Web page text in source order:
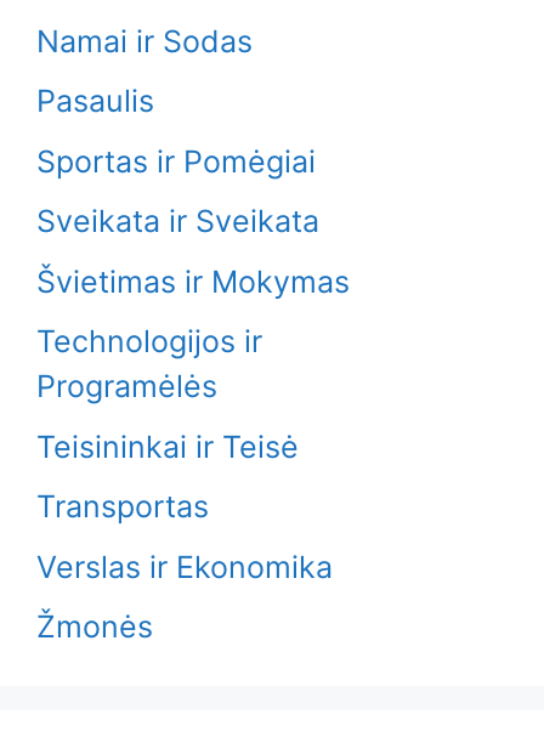
Namai ir Sodas
Pasaulis
Sportas ir Pomėgiai
Sveikata ir Sveikata
Švietimas ir Mokymas
Technologijos ir
Programėlės
Teisininkai ir Teisė
Transportas
Verslas ir Ekonomika
Žmonės